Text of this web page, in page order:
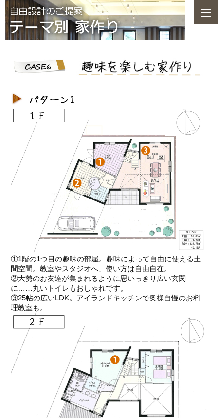
①1階の1つ目の趣味の部屋。趣味によって自由に使える土
間空間。教室やスタジオへ、使い方は自由自在。
②大勢のお友達が集まれるように思いっきり広い玄関
に……丸いトイレもおしゃれです。
③25帖の広いLDK。アイランドキッチンで奥様自慢のお料
理教室も。